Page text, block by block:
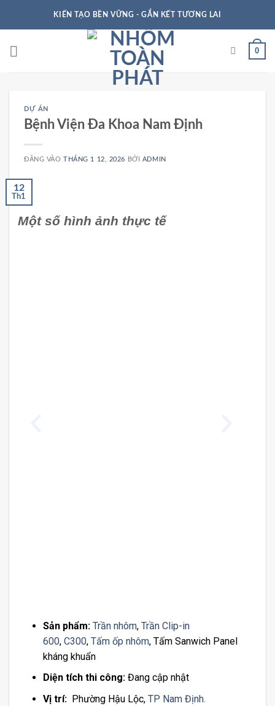
KIẾN TẠO BỀN VỮNG - GẮN KẾT TƯƠNG LAI
0
DỰ ÁN
Bệnh Viện Đa Khoa Nam Định
ĐĂNG VÀOTHÁNG 1 12, 2026 BỞI ADMIN
12
Th1
Một số hình ảnh thực tế
Sản phẩm: Trần nhôm, Trần Clip-in
600, C300, Tấm ốp nhôm, Tấm Sanwich Panel
kháng khuẩn
Diện tích thi công:Đang cập nhật
Vị trí:Phường Hậu Lộc, TP Nam Định.